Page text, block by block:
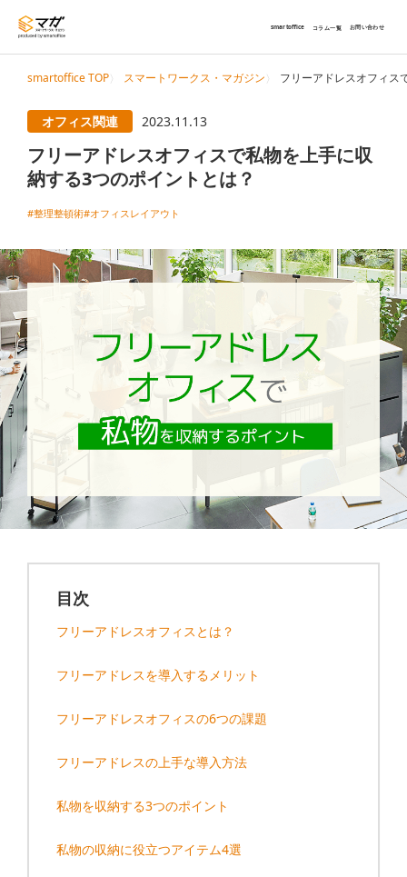
smartoffice コラム一覧 お問い合わせ
smartoffice TOP スマートワークス・マガジン フリーアドレスオフィス
オフィス関連 2023.11.13
フリーアドレスオフィスで私物を上手に収
納する3つのポイントとは？
#整理整頓術#オフィスレイアウト
目次
フリーアドレスオフィスとは？
フリーアドレスを導入するメリット
フリーアドレスオフィスの6つの課題
フリーアドレスの上手な導入方法
私物を収納する3つのポイント
私物の収納に役立つアイテム4選